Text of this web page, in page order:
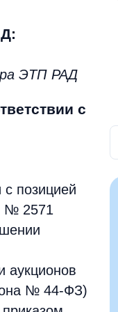
ЭТП РАД
с
с позицией
№ 2571
аукционов
№ 44-ФЗ)